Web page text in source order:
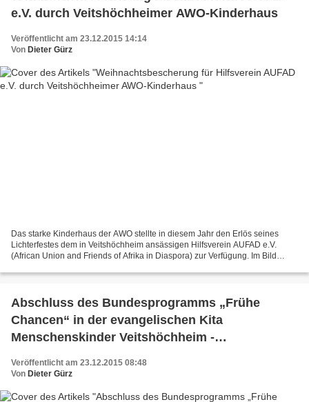
e.V. durch Veitshöchheimer AWO-Kinderhaus
Veröffentlicht am 23.12.2015 14:14
Von Dieter Gürz
Das starke Kinderhaus der AWO stellte in diesem Jahr den Erlös seines
Lichterfestes dem in Veitshöchheim ansässigen Hilfsverein AUFAD e.V.
(African Union and Friends of Afrika in Diaspora) zur Verfügung. Im Bild
Abschluss des Bundesprogramms „Frühe
Chancen“ in der evangelischen Kita
Menschenskinder Veitshöchheim -
verabschiedet
Veröffentlicht am 23.12.2015 08:48
Von Dieter Gürz